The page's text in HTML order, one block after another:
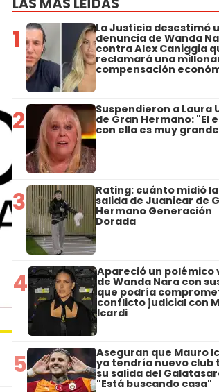
LAS MÁS LEÍDAS
1 La Justicia desestimó
denuncia de Wanda
contra Alex Caniggia
reclamará una
compensación
2 Suspendieron a Laura
de Gran Hermano: "El
con ella es muy
3 Rating: cuánto midió la
salida de Juanicar de
Hermano Generación
Dorada
4 Apareció un polémico
de Wanda Nara con
que podría
conflicto judicial con
Icardi
5 Aseguran que Mauro
ya tendría nuevo club
su salida del
"Está buscando casa"